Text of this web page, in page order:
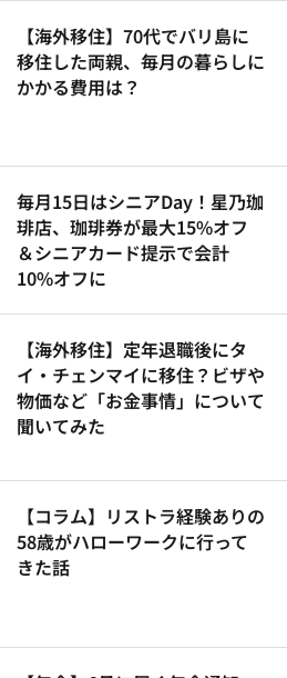
【海外移住】70代でバリ島に
移住した両親、毎月の暮らしに
かかる費用は？
毎月15日はシニアDay！星乃珈
琲店、珈琲券が最大15%オフ
＆シニアカード提示で会計
10%オフに
【海外移住】定年退職後にタ
イ・チェンマイに移住？ビザや
物価など「お金事情」について
聞いてみた
【コラム】リストラ経験ありの
58歳がハローワークに行って
きた話